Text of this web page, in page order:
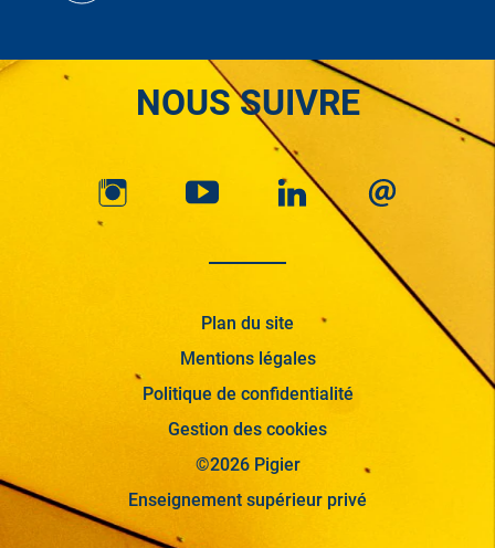
NOUS SUIVRE
Plan du site
Mentions légales
Politique de confidentialité
Gestion des cookies
©2026 Pigier
Enseignement supérieur privé